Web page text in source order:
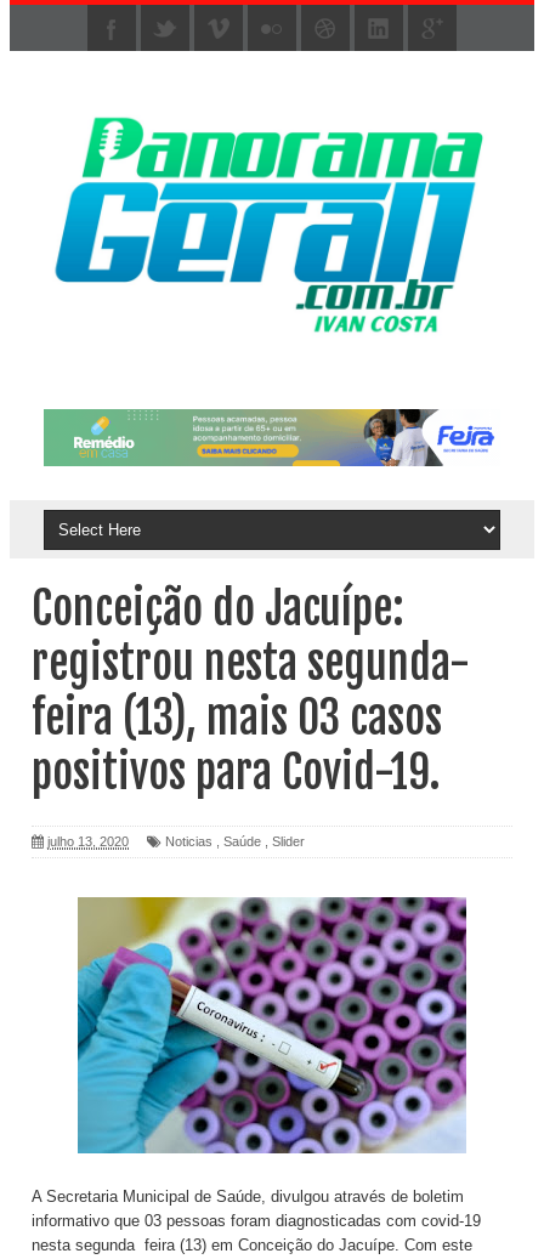
Conceição do Jacuípe:
registrou nesta segunda-
feira (13), mais 03 casos
positivos para Covid-19.
julho 13, 2020 Noticias Saúde Slider
A Secretaria Municipal de Saúde, divulgou através de boletim
informativo que 03 pessoas foram diagnosticadas com covid-19
nesta segunda feira (13) em Conceição do Jacuípe. Com este